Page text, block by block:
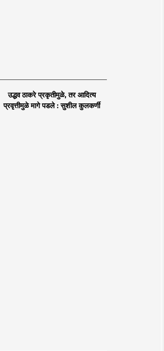
उद्धव ठाकरे प्रकृतीमुळे, तर आदित्य
प्रवृत्तीमुळे मागे पडले : सुशील कुलकर्णी